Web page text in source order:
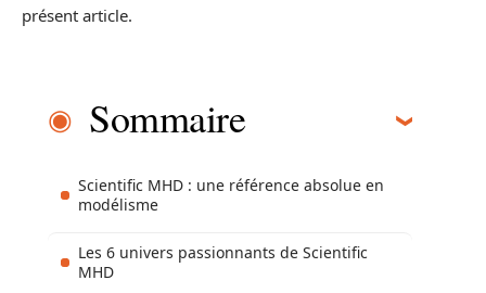
présent article.
Sommaire
Scientific MHD : une référence absolue en
modélisme
Les 6 univers passionnants de Scientific
MHD